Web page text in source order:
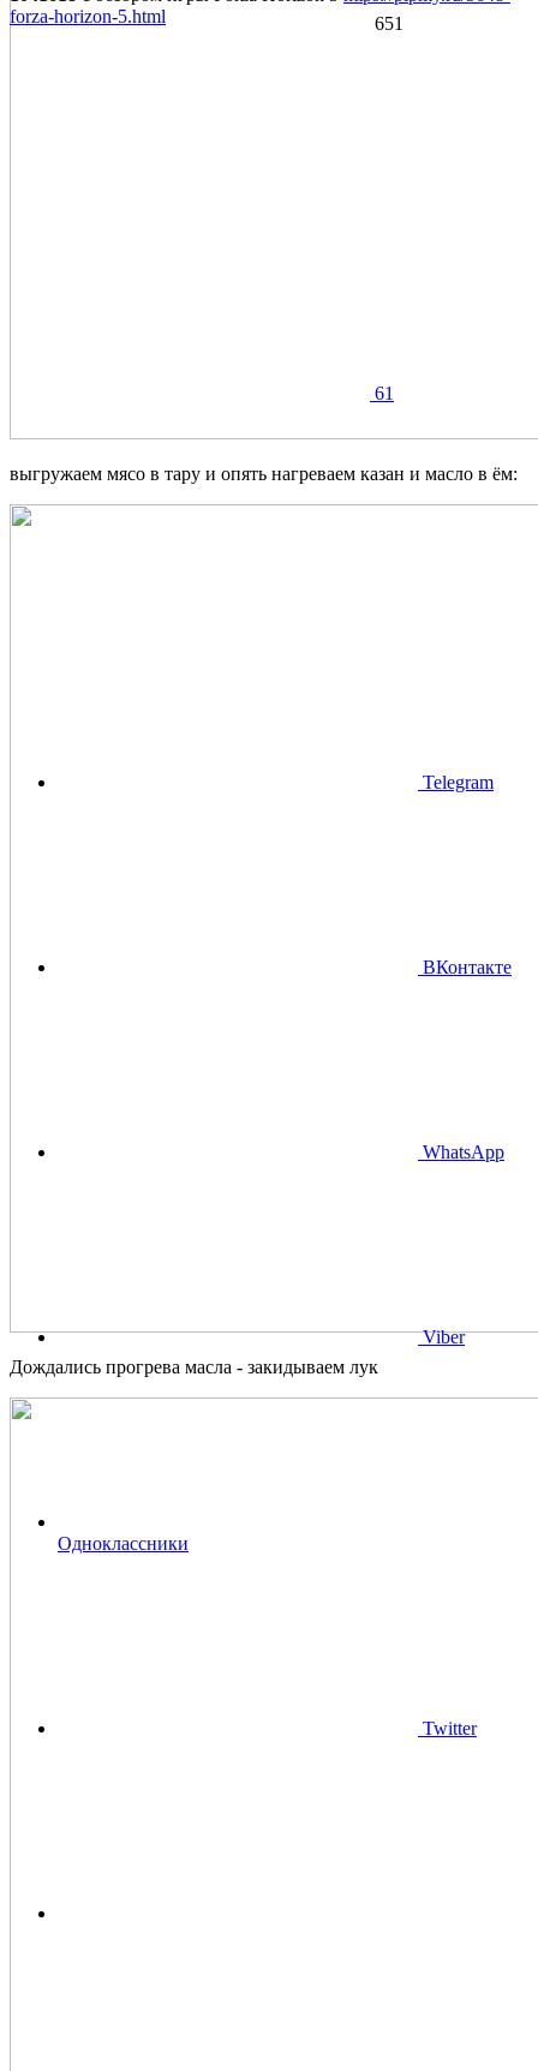
выгружаем мясо в тару и опять нагреваем казан и масло в ём:
Дождались прогрева масла - закидываем лук
forza-horizon-5.html
651
61
Telegram
ВКонтакте
WhatsApp
Viber
Одноклассники
Twitter